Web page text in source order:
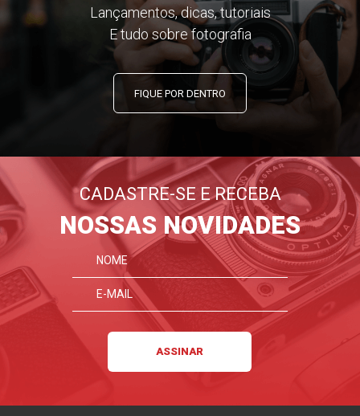
Lançamentos, dicas, tutoriais
E tudo sobre fotografia
FIQUE POR DENTRO
CADASTRE-SE E RECEBA
NOSSAS NOVIDADES